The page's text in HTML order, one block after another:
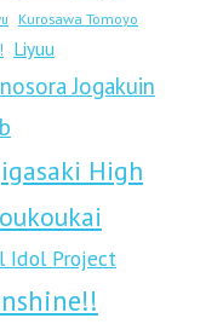
Kurosawa Tomoyo
Liyuu
Jogakuin
High
Idol Project